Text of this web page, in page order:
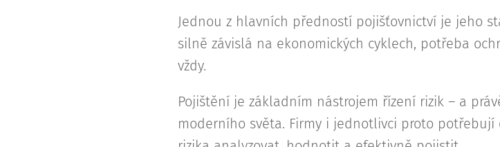
Jednou z hlavních předností pojišťovnictví je jeho
silně závislá na ekonomických cyklech, potřeba
vždy.
Pojištění je základním nástrojem řízení rizik – a
moderního světa. Firmy i jednotlivci proto